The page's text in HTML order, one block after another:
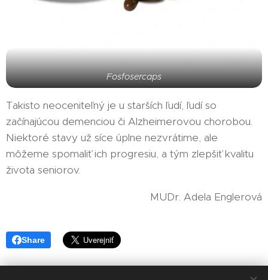
Fosfosercaps
Takisto neoceniteľný je u starších ľudí, ľudí so
začínajúcou demenciou či Alzheimerovou chorobou.
Niektoré stavy už síce úplne nezvrátime, ale
môžeme spomaliť ich progresiu, a tým zlepšiť kvalitu
života seniorov.
MUDr. Adela Englerová
Share